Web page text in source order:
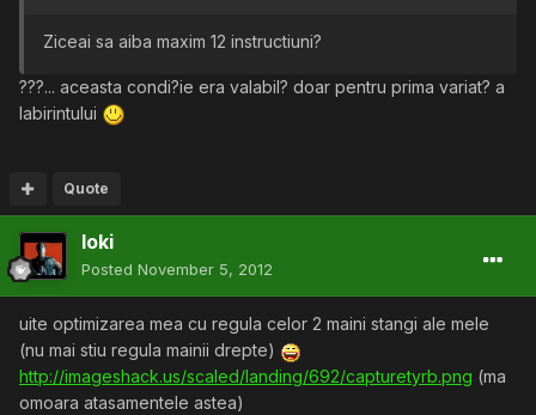
Ziceai sa aiba maxim 12 instructiuni?
???... aceasta condi?ie era valabil? doar pentru prima variat? a
labirintului
Quote
loki
Posted November 5, 2012
uite optimizarea mea cu regula celor 2 maini stangi ale mele
(nu mai stiu regula mainii drepte)
http://imageshack.us/scaled/landing/692/capturetyrb.png (ma
omoara atasamentele astea)